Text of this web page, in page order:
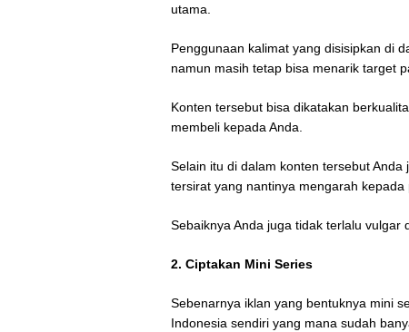
utama.
Penggunaan kalimat yang disisipkan di
namun masih tetap bisa menarik target
Konten tersebut bisa dikatakan
membeli kepada Anda.
Selain itu di dalam konten tersebut
tersirat yang nantinya mengarah kepada
Sebaiknya Anda juga tidak terlalu
2. Ciptakan Mini Series
Sebenarnya iklan yang bentuknya mini
Indonesia sendiri yang mana sudah